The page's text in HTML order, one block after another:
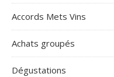
Accords Mets Vins
Achats groupés
Dégustations